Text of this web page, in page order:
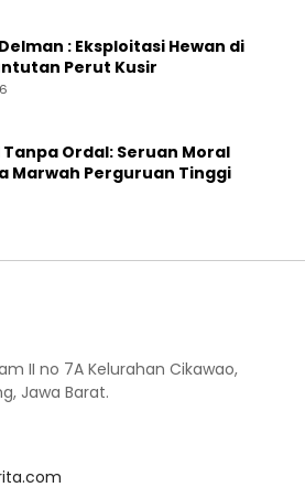
: Eksploitasi Hewan di
Perut Kusir
Ordal: Seruan Moral
Marwah Perguruan Tinggi
II no 7A Kelurahan Cikawao,
Jawa Barat.